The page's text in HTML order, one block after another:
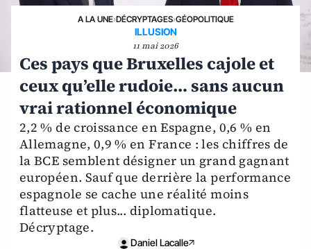
A LA UNE›DÉCRYPTAGES›GÉOPOLITIQUE
ILLUSION
11 mai 2026
Ces pays que Bruxelles cajole et
ceux qu’elle rudoie… sans aucun
vrai rationnel économique
2,2 % de croissance en Espagne, 0,6 % en
Allemagne, 0,9 % en France : les chiffres de
la BCE semblent désigner un grand gagnant
européen. Sauf que derrière la performance
espagnole se cache une réalité moins
flatteuse et plus... diplomatique.
Décryptage.
Daniel Lacalle